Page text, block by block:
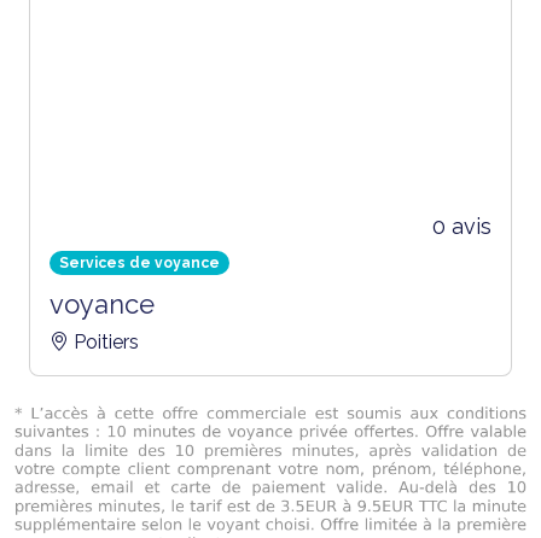
0 avis
Services de voyance
voyance
Poitiers